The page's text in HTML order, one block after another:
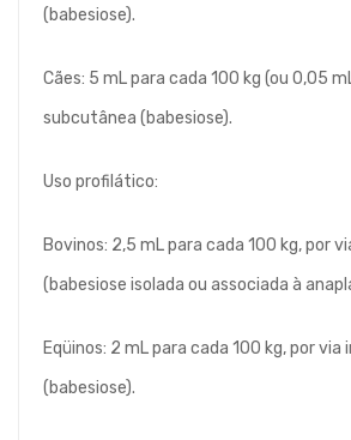
(babesiose).
Cães: 5 mL para cada 100 kg (ou 0,05
subcutânea (babesiose).
Uso profilático:
Bovinos: 2,5 mL para cada 100 kg, por
(babesiose isolada ou associada à
Eqüinos: 2 mL para cada 100 kg, por
(babesiose).